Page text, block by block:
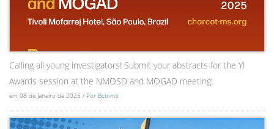
Calling all young investigators! Submit your abstracts for the YI
Awards session at the NMOSD and MOGAD meeting!
em 08 de Janeiro de 2025 / Por Bctrims